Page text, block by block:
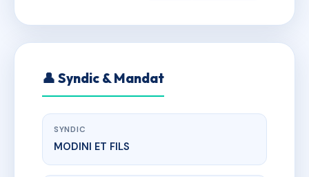
👤 Syndic & Mandat
SYNDIC
MODINI ET FILS